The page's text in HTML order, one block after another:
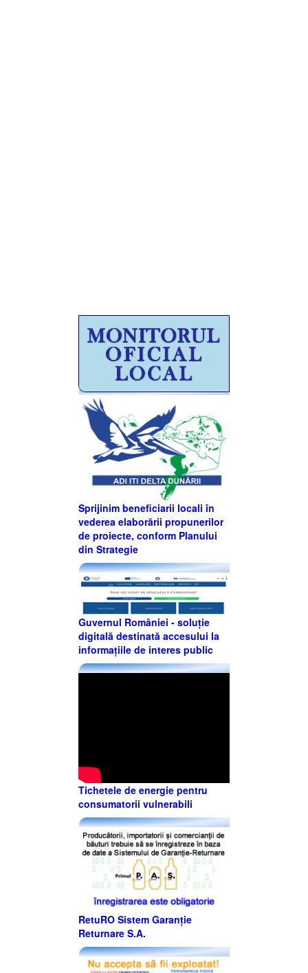
Sprijinim beneficiarii locali în
vederea elaborării propunerilor
de proiecte, conform Planului
din Strategie
Guvernul României - soluție
digitală destinată accesului la
informațiile de interes public
Tichetele de energie pentru
consumatorii vulnerabili
RetuRO Sistem Garanție
Returnare S.A.